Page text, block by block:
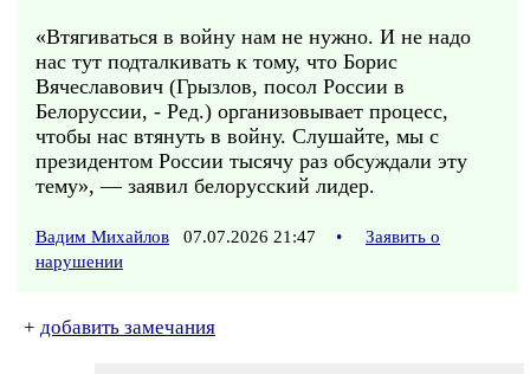
«Втягиваться в войну нам не нужно. И не надо
нас тут подталкивать к тому, что Борис
Вячеславович (Грызлов, посол России в
Белоруссии, - Ред.) организовывает процесс,
чтобы нас втянуть в войну. Слушайте, мы с
президентом России тысячу раз обсуждали эту
тему», — заявил белорусский лидер.
Вадим Михайлов 07.07.2026 21:47 •
Заявить о
нарушении
+ добавить замечания